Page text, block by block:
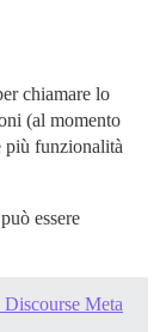
chiamare lo
(al momento
più funzionalità
essere
Meta